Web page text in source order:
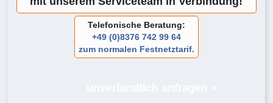
Telefonische Beratung:
+49 (0)8376 742 99 64
zum normalen Festnetztarif.